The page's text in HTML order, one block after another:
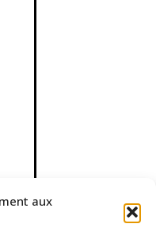
aux